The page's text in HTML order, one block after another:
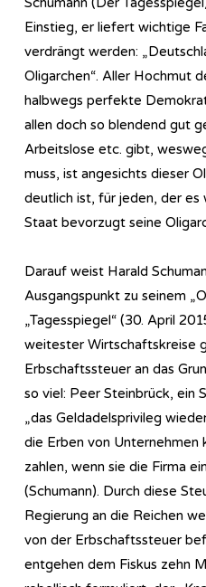
Einstieg, er liefert wichtige
verdrängt werden:
Oligarchen“. Aller Hochmut
halbwegs perfekte
allen doch so blendend gut
Arbeitslose etc. gibt,
muss, ist angesichts dieser
deutlich ist, für jeden, der es
Staat bevorzugt seine
Darauf weist Harald
Ausgangspunkt zu seinem
„Tagesspiegel“ (30. April
weitester Wirtschaftskreise
Erbschaftssteuer an das
so viel: Peer Steinbrück, ein
„das Geldadelsprivileg
die Erben von Unternehmen
zahlen, wenn sie die Firma
(Schumann). Durch diese
Regierung an die Reichen
von der Erbschaftssteuer
entgehen dem Fiskus zehn